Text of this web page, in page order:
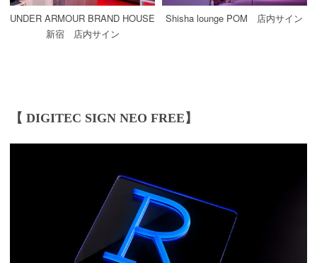
UNDER ARMOUR BRAND HOUSE
新宿 店内サイン
Shisha lounge POM 店内サイン
【 DIGITEC SIGN NEO FREE】